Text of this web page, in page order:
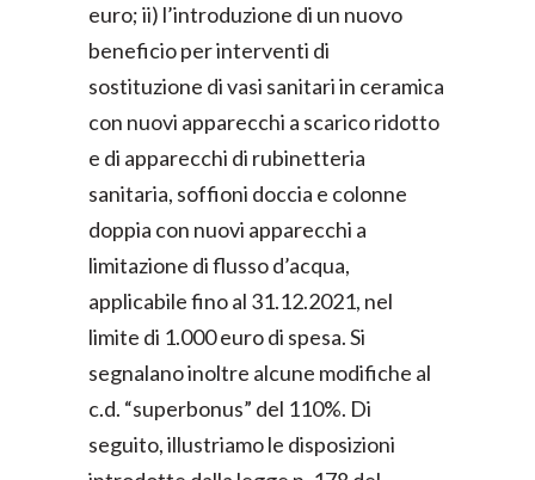
euro; ii) l’introduzione di un nuovo
beneficio per interventi di
sostituzione di vasi sanitari in ceramica
con nuovi apparecchi a scarico ridotto
e di apparecchi di rubinetteria
sanitaria, soffioni doccia e colonne
doppia con nuovi apparecchi a
limitazione di flusso d’acqua,
applicabile fino al 31.12.2021, nel
limite di 1.000 euro di spesa. Si
segnalano inoltre alcune modifiche al
c.d. “superbonus” del 110%. Di
seguito, illustriamo le disposizioni